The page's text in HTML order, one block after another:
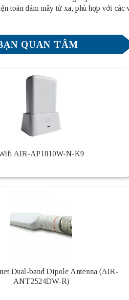
toán đám mây từ xa, phù hợp với
QUAN TÂM
AIR-AP1810W-N-K9
Dual-band Dipole Antenna (AIR-
ANT2524DW-R)